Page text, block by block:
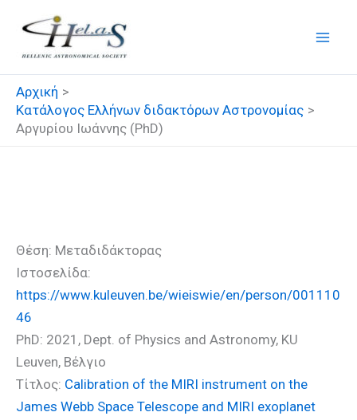
στο
περιεχόμενο
Αρχική
Κατάλογος Ελλήνων διδακτόρων Αστρονομίας
Αργυρίου Ιωάννης (PhD)
Θέση: Μεταδιδάκτορας
Ιστοσελίδα:
https://www.kuleuven.be/wieiswie/en/person/001110
46
PhD: 2021, Dept. of Physics and Astronomy, KU
Leuven, Βέλγιο
Τίτλος: Calibration of the MIRI instrument on the
James Webb Space Telescope and MIRI exoplanet